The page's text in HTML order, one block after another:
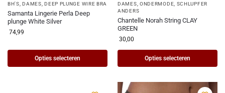
BH'S ,DAMES ,DEEP PLUNGE WIRE BRA
Samanta Lingerie Perla Deep
plunge White Silver
74,99
Opties selecteren
DAMES ONDERMODE SCHLUPFER
ANDERS
Chantelle Norah String CLAY
GREEN
30,00
Opties selecteren